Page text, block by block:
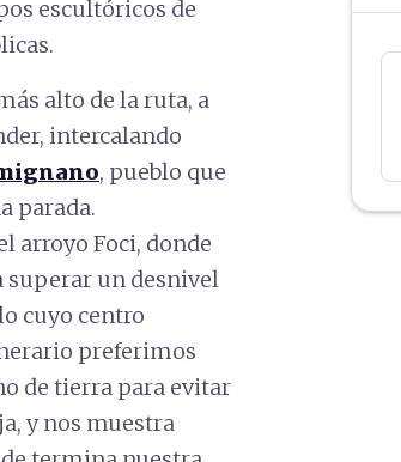
escultóricos de
alto de la ruta, a
intercalando
, pueblo que
parada.
arroyo Foci, donde
superar un desnivel
cuyo centro
preferimos
de tierra para evitar
y nos muestra